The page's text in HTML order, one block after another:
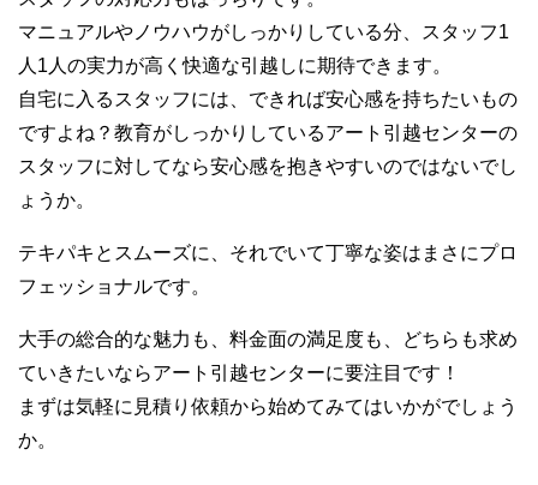
マニュアルやノウハウがしっかりしている分、スタッフ1
人1人の実力が高く快適な引越しに期待できます。
自宅に入るスタッフには、できれば安心感を持ちたいもの
ですよね？教育がしっかりしているアート引越センターの
スタッフに対してなら安心感を抱きやすいのではないでし
ょうか。
テキパキとスムーズに、それでいて丁寧な姿はまさにプロ
フェッショナルです。
大手の総合的な魅力も、料金面の満足度も、どちらも求め
ていきたいならアート引越センターに要注目です！
まずは気軽に見積り依頼から始めてみてはいかがでしょう
か。